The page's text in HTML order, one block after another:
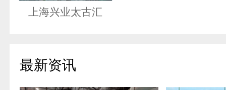
上海兴业太古汇
最新资讯